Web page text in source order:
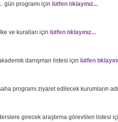
gün programı için lütfen tıklayınız...
ve kuralları için lütfen tıklayınız...
danışman listesi için lütfen
programı ziyaret edilecek kurumların
derslere girecek araştırma görevlileri listesi